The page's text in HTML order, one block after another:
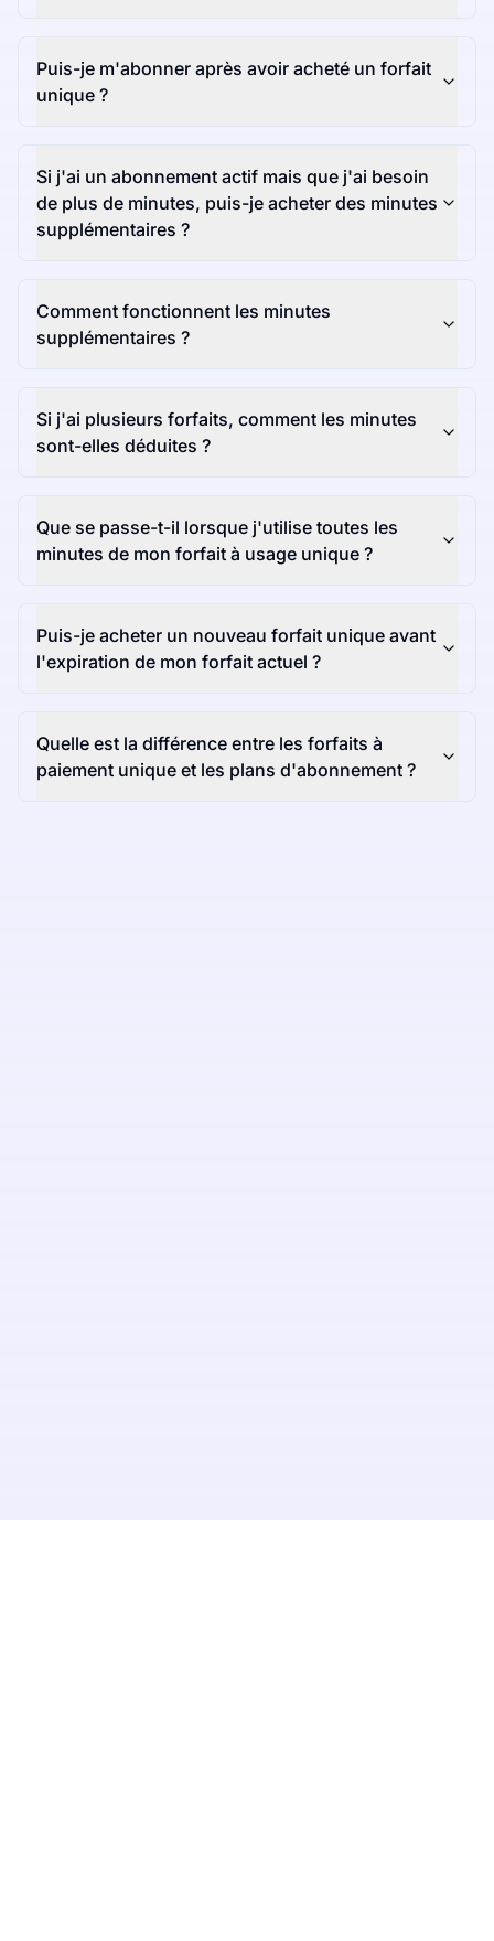
Puis-je m'abonner après avoir acheté un forfait
unique ?
Si j'ai un abonnement actif mais que j'ai besoin
de plus de minutes, puis-je acheter des minutes
supplémentaires ?
Comment fonctionnent les minutes
supplémentaires ?
Si j'ai plusieurs forfaits, comment les minutes
sont-elles déduites ?
Que se passe-t-il lorsque j'utilise toutes les
minutes de mon forfait à usage unique ?
Puis-je acheter un nouveau forfait unique avant
l'expiration de mon forfait actuel ?
Quelle est la différence entre les forfaits à
paiement unique et les plans d'abonnement ?